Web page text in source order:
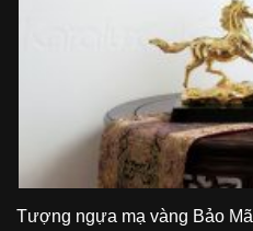
Tượng ngựa mạ vàng Bảo Mã